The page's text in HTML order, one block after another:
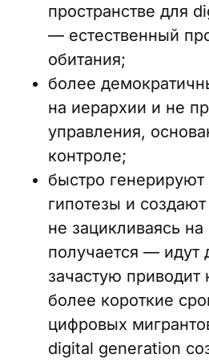
пространстве для
— естественный
обитания;
более
на иерархии и не
управления,
контроле;
быстро
гипотезы и
не зацикливаясь
получается — идут
зачастую приводит
более короткие
цифровых
digital generation